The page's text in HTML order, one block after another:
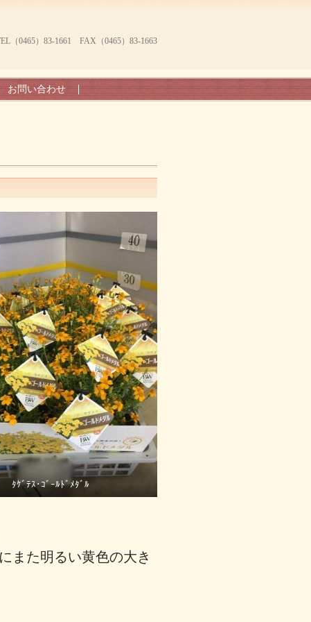
（0465）83-1661 FAX（0465）83-1663
お問い合わせ
ﾀｹﾞﾃｽ･ｺﾞｰﾙﾄﾞﾒﾀﾞﾙ
また明るい黄色の大き